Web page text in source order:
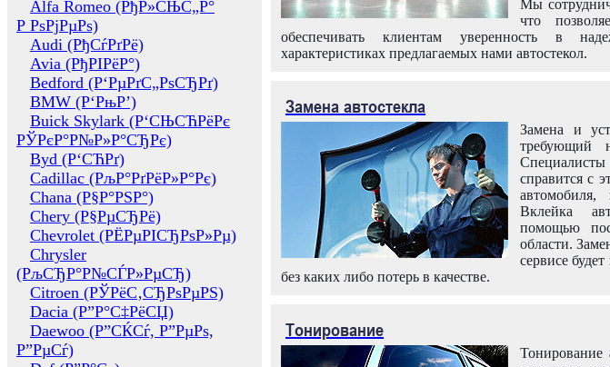
Alfa Romeo (РђР»СЊС„Р°
Р РѕРјРµРѕ)
Audi (РђСѓРґРё)
Avia (РђРІРёР°)
Bedford (Р‘РµРґС„РѕСЂРґ)
BMW (Р‘РњР’)
Buick Skylark (Р‘СЊСЋРёРє
РЎРєР°Р№Р»Р°СЂРє)
Byd (Р‘СЋРґ)
Cadillac (РљР°РґРёР»Р°Рє)
Chana (Р§Р°РЅР°)
Chery (Р§РµСЂРё)
Chevrolet (РЁРµРІСЂРѕР»Рµ)
Chrysler
(РљСЂР°Р№СЃР»РµСЂ)
Citroen (РЎРёС‚СЂРѕРµРЅ)
Dacia (Р”Р°С‡РёСЏ)
Daewoo (Р”СЌСѓ, Р”РµРѕ,
Р”РµСѓ)
Мы
что
обеспечивать клиентам уверенность в
характеристиках предлагаемых нами автостекол.
Замена автостекла
Замена и
требующий
Специалисты
справится с
автомобиля,
Вклейка
помощью
области.
сервисе
без каких либо потерь в качестве.
Тонирование
Тонирование